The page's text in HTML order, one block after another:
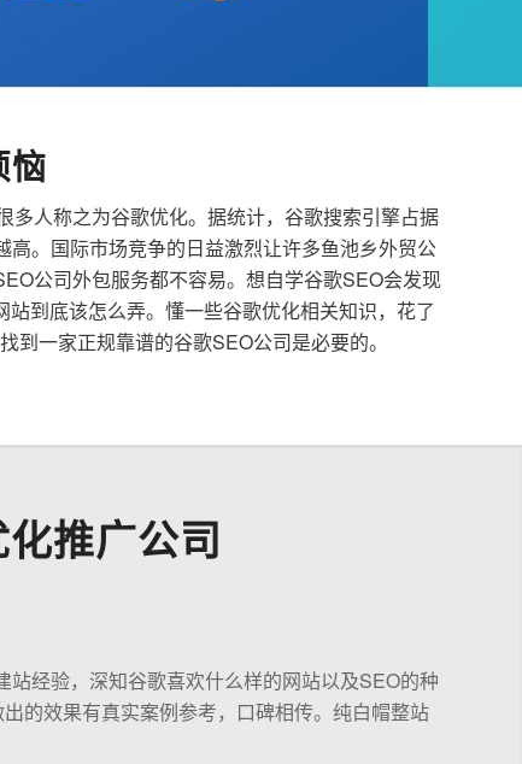
恼
人称之为谷歌优化。据统计，谷歌搜索引擎占据
。国际市场竞争的日益激烈让许多鱼池乡外贸公
公司外包服务都不容易。想自学谷歌SEO会发现
到底该怎么弄。懂一些谷歌优化相关知识，花了
一家正规靠谱的谷歌SEO公司是必要的。
推广公司
经验，深知谷歌喜欢什么样的网站以及SEO的种
的效果有真实案例参考，口碑相传。纯白帽整站